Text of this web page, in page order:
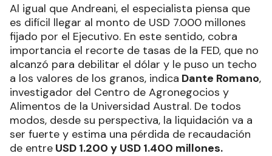
Al igual que Andreani, el especialista piensa que
es difícil llegar al monto de USD 7.000 millones
fijado por el Ejecutivo. En este sentido, cobra
importancia el recorte de tasas de la FED, que no
alcanzó para debilitar el dólar y le puso un techo
a los valores de los granos, indica Dante Romano,
investigador del Centro de Agronegocios y
Alimentos de la Universidad Austral. De todos
modos, desde su perspectiva, la liquidación va a
ser fuerte y estima una pérdida de recaudación
de entre USD 1.200 y USD 1.400 millones.